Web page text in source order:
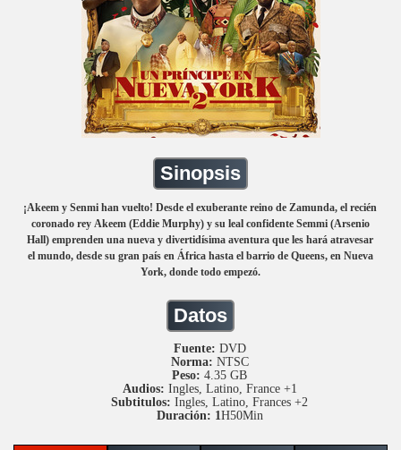
Sinopsis
¡Akeem y Senmi han vuelto! Desde el exuberante reino de Zamunda, el recién
coronado rey Akeem (Eddie Murphy) y su leal confidente Semmi (Arsenio
Hall) emprenden una nueva y divertidísima aventura que les hará atravesar
el mundo, desde su gran país en África hasta el barrio de Queens, en Nueva
York, donde todo empezó.
Datos
Fuente: DVD
Norma: NTSC
Peso: 4.35 GB
Audios: Ingles, Latino, France +1
Subtitulos: Ingles, Latino, Frances +2
Duración: 1H50Min